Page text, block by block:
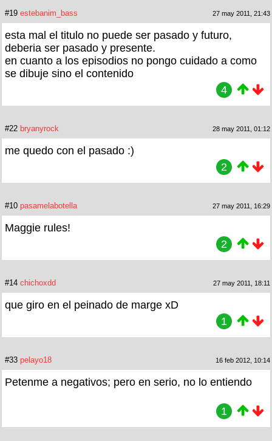
#19 estebanim_bass 27 may 2011, 21:43
esta mal el titulo no puede ser pasado y futuro,
deberia ser pasado y presente.
en cuanto a los episodios no pongo cuidado a como
se dibuje sino el contenido
4
#22 bryanyrock 28 may 2011, 01:12
me quedo con el pasado :)
2
#10 pasamelabotella 27 may 2011, 16:29
Maggie rules!
2
#14 chichoxdd 27 may 2011, 18:11
que giro en el peinado de marge xD
1
#33 pelayo18 16 feb 2012, 10:14
Petenme a negativos; pero en serio, no lo entiendo
1